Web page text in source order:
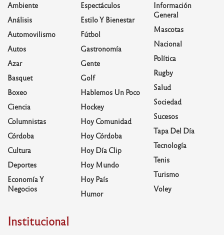
Ambiente
Análisis
Automovilismo
Autos
Azar
Basquet
Boxeo
Ciencia
Columnistas
Córdoba
Cultura
Deportes
Economía Y
Negocios
Espectáculos
Estilo Y Bienestar
Fútbol
Gastronomía
Gente
Golf
Hablemos Un Poco
Hockey
Hoy Comunidad
Hoy Córdoba
Hoy Día Clip
Hoy Mundo
Hoy País
Humor
Información
General
Mascotas
Nacional
Política
Rugby
Salud
Sociedad
Sucesos
Tapa Del Día
Tecnología
Tenis
Turismo
Voley
Institucional